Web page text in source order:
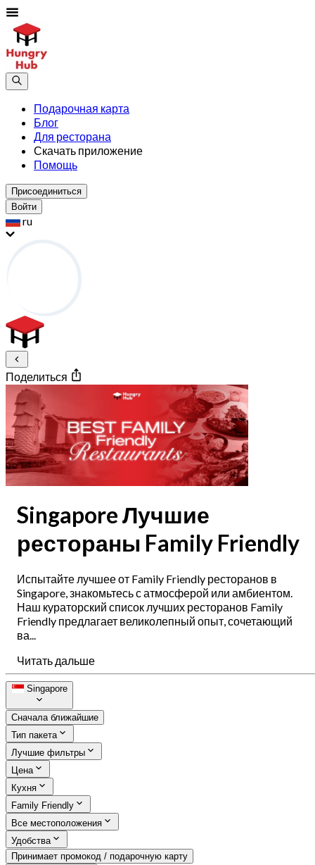
Подарочная карта
Блог
Для ресторана
Скачать приложение
Помощь
Присоединиться
Войти
ru
Поделиться
Singapore Лучшие
рестораны Family Friendly
Испытайте лучшее от Family Friendly ресторанов в
Singapore, знакомьтесь с атмосферой или амбиентом.
Наш кураторский список лучших ресторанов Family
Friendly предлагает великолепный опыт, сочетающий
ва...
Читать дальше
Singapore
Сначала ближайшие
Тип пакета
Лучшие фильтры
Цена
Кухня
Family Friendly
Все местоположения
Удобства
Принимает промокод / подарочную карту